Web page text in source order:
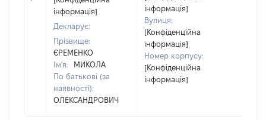
інформація]
Декларує:
Прізвище:
ЄРЕМЕНКО
Ім'я:
МИКОЛА
По батькові (за
наявності):
ОЛЕКСАНДРОВИЧ
інформація]
Вулиця:
[Конфіденційна
інформація]
Номер корпусу:
[Конфіденційна
інформація]